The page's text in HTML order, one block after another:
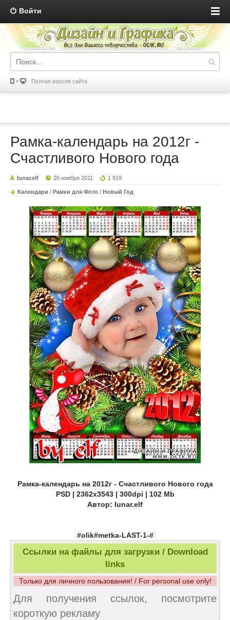
Войти
Полная версия сайта
Рамка-календарь на 2012г -
Счастливого Нового года
lunar.elf 26 ноября 2011 1 919
Календари / Рамки для Фото / Новый Год
Рамка-календарь на 2012г - Счастливого Нового года
PSD | 2362x3543 | 300dpi | 102 Mb
Автор: lunar.elf
#olik#metka-LAST-1-#
Ссылки на файлы для загрузки / Download
links
Только для личного пользования! / For personal use only!
Для получения ссылок, посмотрите
короткую рекламу